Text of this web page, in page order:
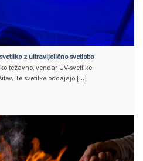
z ultravijolično svetlobo
težavno, vendar UV-svetilke
Te svetilke oddajajo [...]